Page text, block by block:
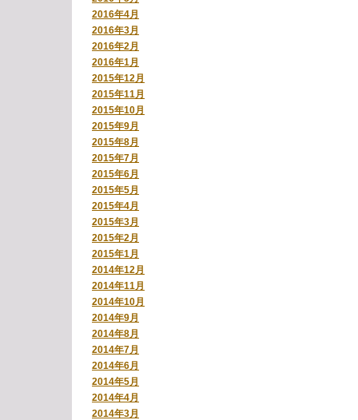
2016年4月
2016年3月
2016年2月
2016年1月
2015年12月
2015年11月
2015年10月
2015年9月
2015年8月
2015年7月
2015年6月
2015年5月
2015年4月
2015年3月
2015年2月
2015年1月
2014年12月
2014年11月
2014年10月
2014年9月
2014年8月
2014年7月
2014年6月
2014年5月
2014年4月
2014年3月